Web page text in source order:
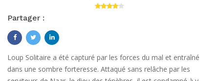
Partager :
Loup Solitaire a été capturé par les forces du mal et entraîné
dans une sombre forteresse. Attaqué sans relâche par les